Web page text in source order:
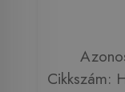
Cikkszám: